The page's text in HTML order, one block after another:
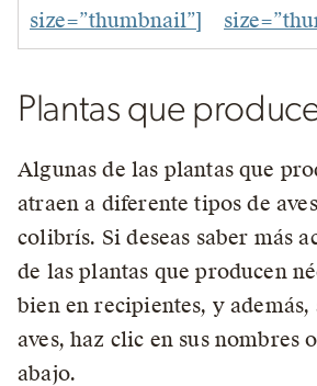
size=”thumbnail”]
Plantas que
Algunas de las plantas que
atraen a diferente tipos de
colibrís. Si deseas saber más
de las plantas que producen
bien en recipientes, y además,
aves, haz clic en sus nombres
abajo.